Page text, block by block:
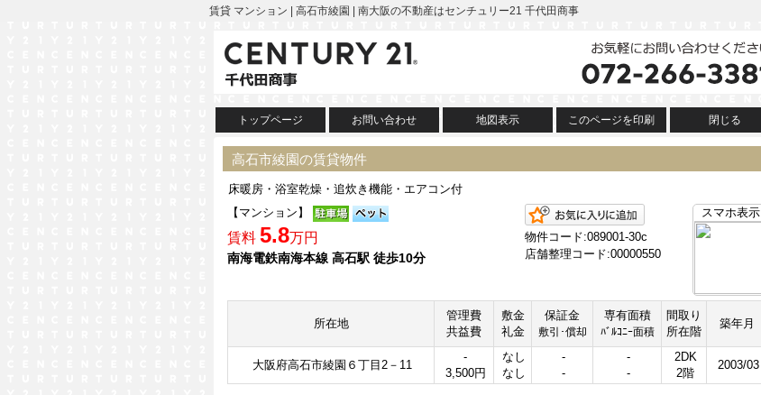
賃貸 マンション | 高石市綾園 | 南大阪の不動産はセンチュリー21 千代田商事
トップページ お問い合わせ 地図表示 このページを印刷 閉じる
高石市綾園の賃貸物件
床暖房・浴室乾燥・追炊き機能・エアコン付
【マンション】
賃料 5.8万円
南海電鉄南海本線 高石駅 徒歩10分
スマホ表示
お気に入りに追加
物件コード:089001-30c
店舗整理コード:00000550
所在地
管理費
共益費
敷金
礼金
保証金
敷引･償却
専有面積
ﾊﾞﾙｺﾆｰ面積
間取り
所在階
築年月
大阪府高石市綾園６丁目2－11
-
3,500円
なし
なし
-
-
-
-
2DK
2階
2003/03